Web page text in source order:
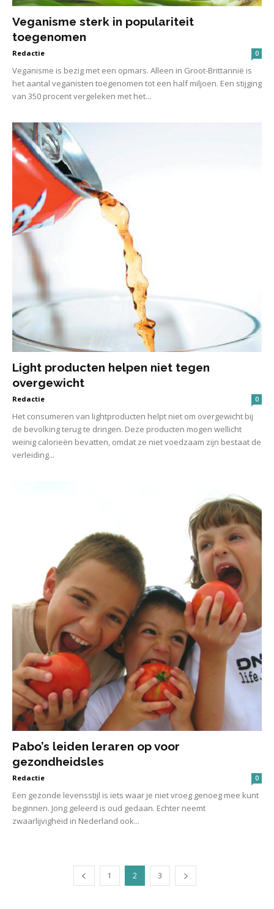
Veganisme sterk in populariteit
toegenomen
Redactie 0
Veganisme is bezig met een opmars. Alleen in Groot-Brittannië is
het aantal veganisten toegenomen tot een half miljoen. Een stijging
van 350 procent vergeleken met het...
Light producten helpen niet tegen
overgewicht
Redactie 0
Het consumeren van lightproducten helpt niet om overgewicht bij
de bevolking terug te dringen. Deze producten mogen wellicht
weinig calorieën bevatten, omdat ze niet voedzaam zijn bestaat de
verleiding...
Pabo’s leiden leraren op voor
gezondheidsles
Redactie 0
Een gezonde levensstijl is iets waar je niet vroeg genoeg mee kunt
beginnen. Jong geleerd is oud gedaan. Echter neemt
zwaarlijvigheid in Nederland ook...
1 2 3